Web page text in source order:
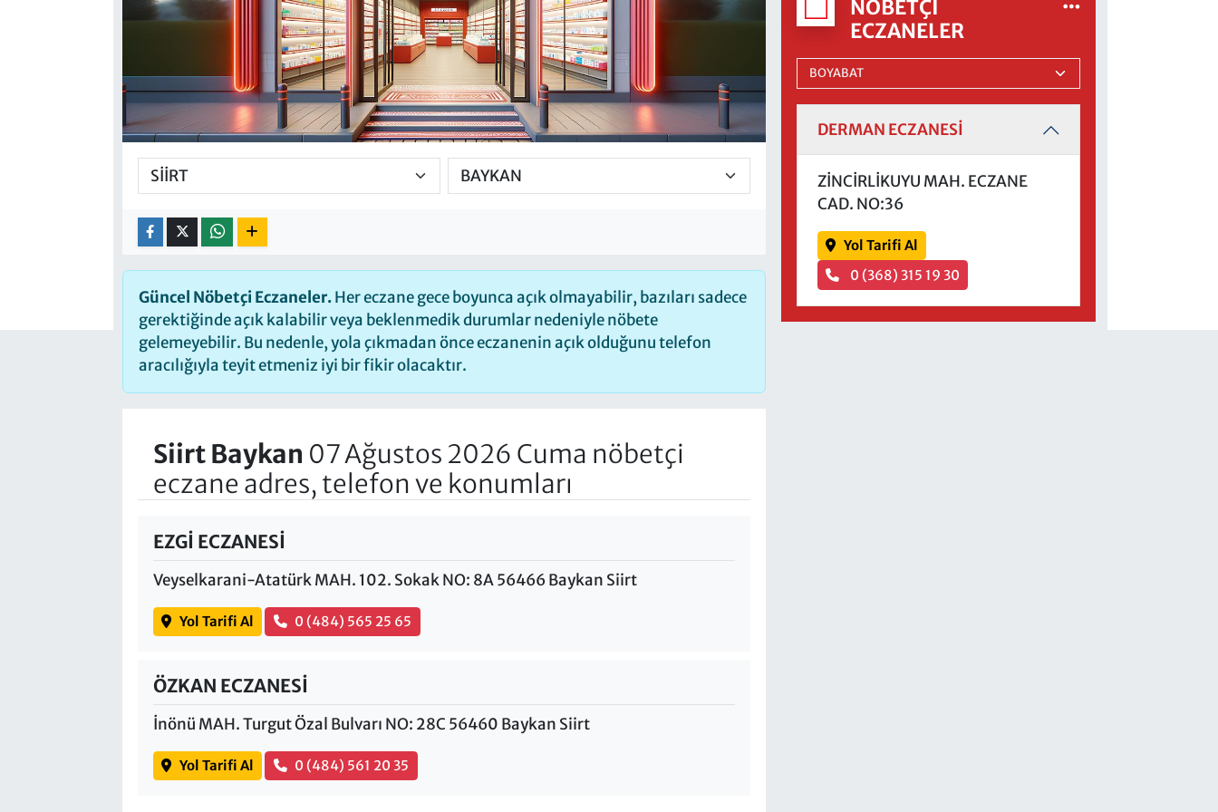
Güncel Nöbetçi Eczaneler.Her eczane gece boyunca açık olmayabilir, bazıları sadece
gerektiğinde açık kalabilir veya beklenmedik durumlar nedeniyle nöbete
gelemeyebilir. Bu nedenle, yola çıkmadan önce eczanenin açık olduğunu telefon
aracılığıyla teyit etmeniz iyi bir fikir olacaktır.
Siirt Baykan 07 Ağustos 2026 Cuma nöbetçi
eczane adres, telefon ve konumları
EZGİ ECZANESİ
Veyselkarani-Atatürk MAH. 102. Sokak NO: 8A 56466 Baykan Siirt
Yol Tarifi Al 0 (484) 565 25 65
ÖZKAN ECZANESİ
İnönü MAH. Turgut Özal Bulvarı NO: 28C 56460 Baykan Siirt
Yol Tarifi Al 0 (484) 561 20 35
NÖBETÇI
ECZANELER
DERMAN ECZANESİ
ZİNCİRLİKUYU MAH. ECZANE
CAD. NO:36
Yol Tarifi Al
0 (368) 315 19 30